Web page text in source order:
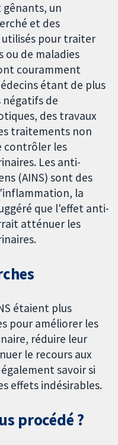
gênants, un
et des
pour traiter
de maladies
couramment
étant de plus
négatifs de
des travaux
traitements non
contrôler les
Les anti-
(AINS) sont des
la
que l'effet anti-
atténuer les
étaient plus
pour améliorer les
réduire leur
le recours aux
savoir si
effets indésirables.
procédé ?